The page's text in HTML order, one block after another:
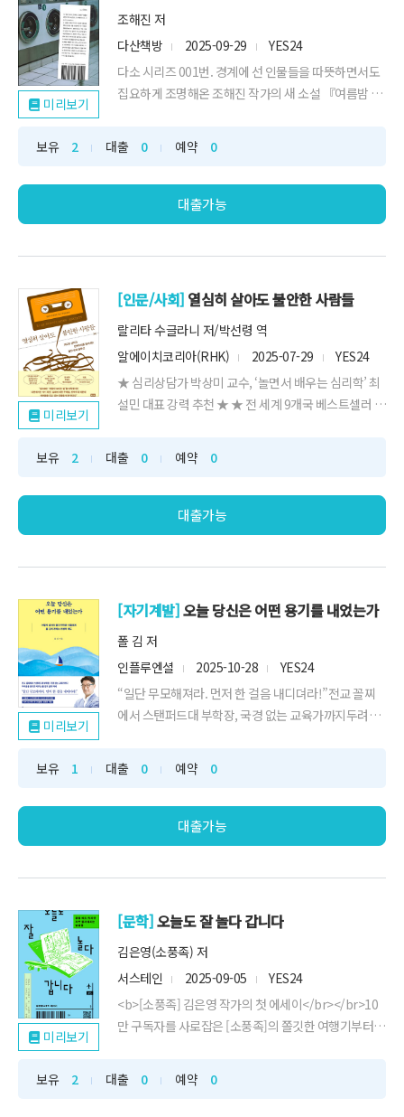
미리보기
조해진 저
다산책방
2025-09-29
YES24
다소 시리즈 001번. 경계에 선 인물들을 따뜻하면서도
집요하게 조명해온 조해진 작가의 새 소설 『여름밤 해
가가 쓴 일기 여러 편이 실려 있다. 독자는 한 편의 소설
을 읽은 뒤, 소설가의 사적인 일기를 읽으며 집필의 나
날을 구체적으로 그려보고, 소설가의 실제 책상까지 사
진으로 마주하며 한 사람으로서의 작...
보유 2 대출 0 예약 0
대출가능
미리보기
[인문/사회] 열심히 살아도 불안한 사람들
랄리타 수글라니 저/박선령 역
알에이치코리아(RHK)
2025-07-29
YES24
★ 심리상담가 박상미 교수, ‘놀면서 배우는 심리학’ 최
설민 대표 강력 추천 ★ ★ 전 세계 9개국 베스트셀러 ★
★ ★ 세계 최초로 HFA 5단계 가이드 정리 ★ “열심히
살았는데 왜 나는 불안할까?”‘괜찮은 사람’임을 증명하
기 위해노력을 멈추지 못하는 사람을 위한 불안 관리 솔
보유 2 대출 0 예약 0
대출가능
미리보기
[자기계발]오늘 당신은 어떤 용기를 내었는가
폴 김 저
인플루엔셜
2025-10-28
YES24
“일단 무모해져라. 먼저 한 걸음 내디뎌라!”전교 꼴찌
에서 스탠퍼드대 부학장, 국경 없는 교육가까지두려움
앤드류, 이소라 강력 추천! ★★ tvN 〈유 퀴즈 온 더 블
록〉 화제의 인물 ★나만 뒤처진 것 같아 불안한가? 앞
길이 보이지 않아 막막한가? 인생의 진짜 변화는 거창
한 도약이 아니라 ‘딱 한 걸음의 ...
보유 1 대출 0 예약 0
대출가능
미리보기
[문학]오늘도 잘 놀다 갑니다
김은영(소풍족) 저
서스테인
2025-09-05
YES24
<b>[소풍족] 김은영 작가의 첫 에세이</br></br>10
만 구독자를 사로잡은 [소풍족]의 쫄깃한 여행기부터
야기까지!</br></b></br>《오늘도 잘 놀다 갑니
다》는 스스로 '당당한 쫄보'라 말하는 겁 많은 ...
보유 2 대출 0 예약 0